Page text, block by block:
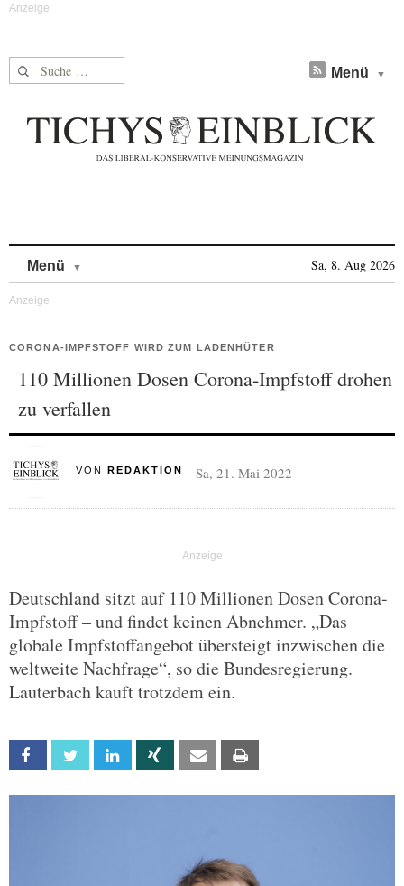
Suche nach: Menü
Menü Sa, 8. Aug 2026
CORONA-IMPFSTOFF WIRD ZUM LADENHÜTER
110 Millionen Dosen Corona-Impfstoff drohen
zu verfallen
VON REDAKTION Sa, 21. Mai 2022
Deutschland sitzt auf 110 Millionen Dosen Corona-
Impfstoff – und findet keinen Abnehmer. „Das
globale Impfstoffangebot übersteigt inzwischen die
weltweite Nachfrage“, so die Bundesregierung.
Lauterbach kauft trotzdem ein.
Facebook Twitter Linkedin Xing Email